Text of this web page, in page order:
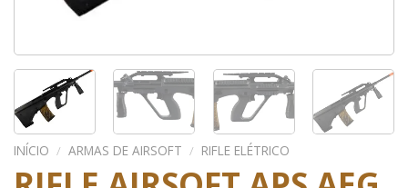
INÍCIO / ARMAS DE AIRSOFT / RIFLE ELÉTRICO